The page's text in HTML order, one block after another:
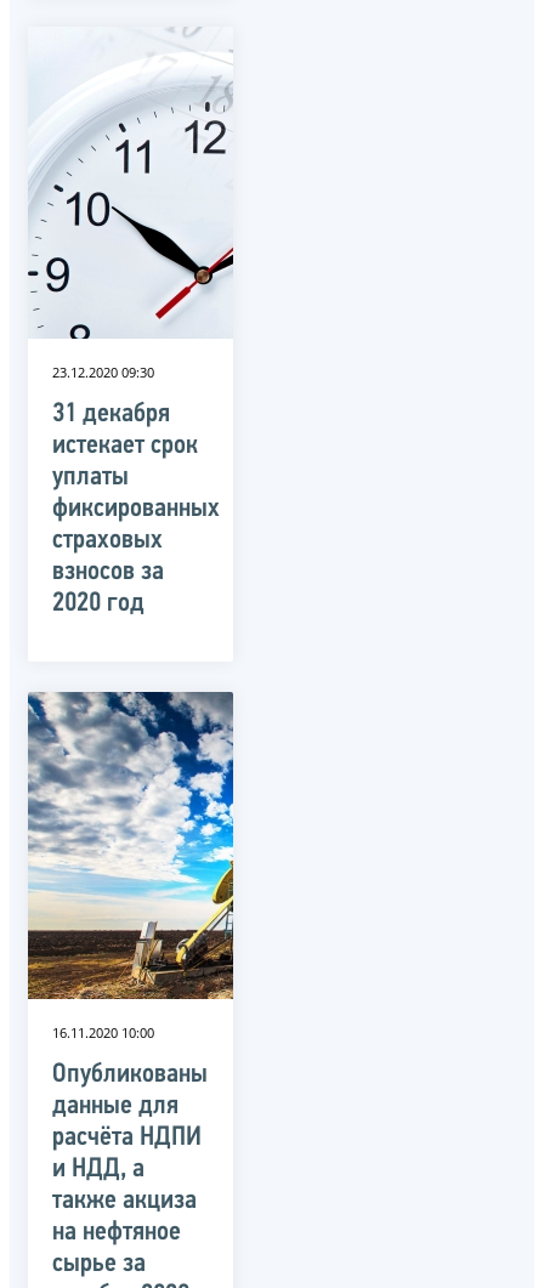
23.12.2020 09:30
31 декабря
истекает срок
уплаты
фиксированных
страховых
взносов за
2020 год
16.11.2020 10:00
Опубликованы
данные для
расчёта НДПИ
и НДД, а
также акциза
на нефтяное
сырье за